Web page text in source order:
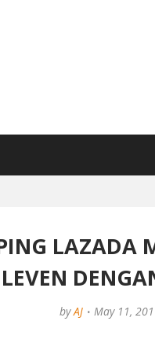
LAZADA
by AJ May 11,